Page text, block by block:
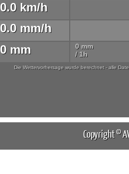
0.0 km/h
0.0 mm/h
0 mm
0 mm
/ 1h
Die Wettervorhersage wurde berechnet - alle
Copyright ©